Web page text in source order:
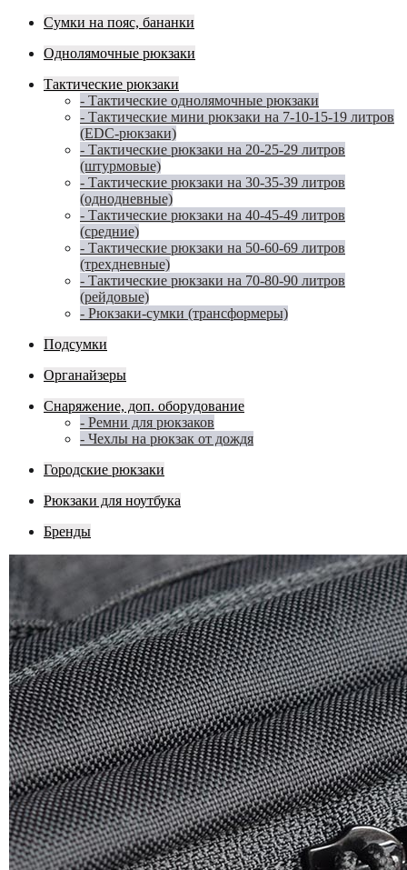
Сумки на пояс, бананки
Однолямочные рюкзаки
Тактические рюкзаки
- Тактические однолямочные рюкзаки
- Тактические мини рюкзаки на 7-10-15-19 литров
(EDC-рюкзаки)
- Тактические рюкзаки на 20-25-29 литров
(штурмовые)
- Тактические рюкзаки на 30-35-39 литров
(однодневные)
- Тактические рюкзаки на 40-45-49 литров
(средние)
- Тактические рюкзаки на 50-60-69 литров
(трехдневные)
- Тактические рюкзаки на 70-80-90 литров
(рейдовые)
- Рюкзаки-сумки (трансформеры)
Подсумки
Органайзеры
Снаряжение, доп. оборудование
- Ремни для рюкзаков
- Чехлы на рюкзак от дождя
Городские рюкзаки
Рюкзаки для ноутбука
Бренды